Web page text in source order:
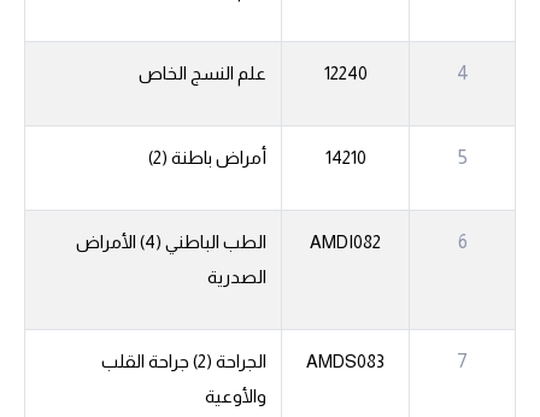
4
12240 علم النسج الخاص
5
14210 أمراض باطنة (2)
6
AMDI082
الطب الباطني (4) الأمراض
الصدرية
7
AMDS083
الجراحة (2) جراحة القلب
والأوعية